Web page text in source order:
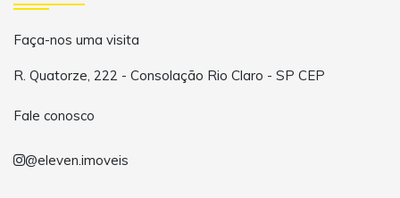
Faça-nos uma visita
R. Quatorze, 222 - Consolação Rio Claro - SP CEP
Fale conosco
@eleven.imoveis